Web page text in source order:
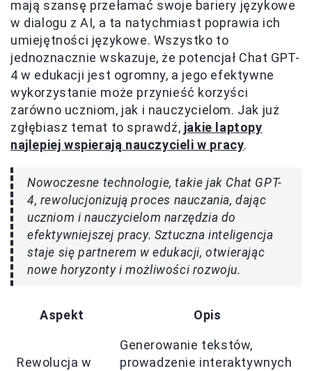
mają szansę przełamać swoje bariery językowe
w dialogu z AI, a ta natychmiast poprawia ich
umiejętności językowe. Wszystko to
jednoznacznie wskazuje, że potencjał Chat GPT-
4 w edukacji jest ogromny, a jego efektywne
wykorzystanie może przynieść korzyści
zarówno uczniom, jak i nauczycielom. Jak już
zgłębiasz temat to sprawdź, jakie laptopy
najlepiej wspierają nauczycieli w pracy.
Nowoczesne technologie, takie jak Chat GPT-
4, rewolucjonizują proces nauczania, dając
uczniom i nauczycielom narzędzia do
efektywniejszej pracy. Sztuczna inteligencja
staje się partnerem w edukacji, otwierając
nowe horyzonty i możliwości rozwoju.
Aspekt Opis
Rewolucja w
Generowanie tekstów,
prowadzenie interaktywnych